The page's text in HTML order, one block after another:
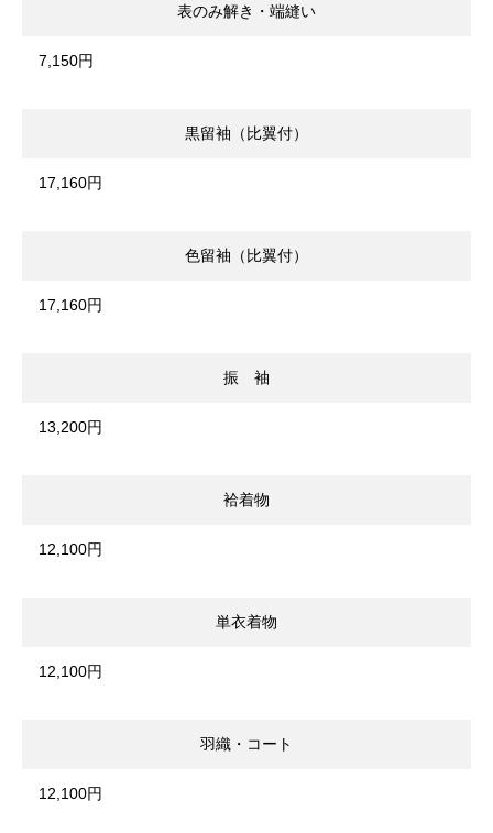
表のみ解き・端縫い
7,150円
黒留袖（比翼付）
17,160円
色留袖（比翼付）
17,160円
振 袖
13,200円
袷着物
12,100円
単衣着物
12,100円
羽織・コート
12,100円